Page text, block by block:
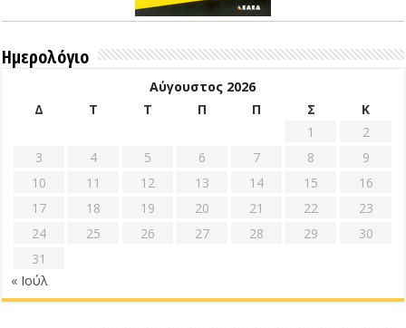
Ημερολόγιο
Αύγουστος 2026
Δ
Τ Τ Π Π Σ
Κ
1
2
3
4 5 6 7 8
9
10
11 12 13 14 15
16
17
18 19 20 21 22
23
24
25 26 27 28 29
30
31
« Ιούλ